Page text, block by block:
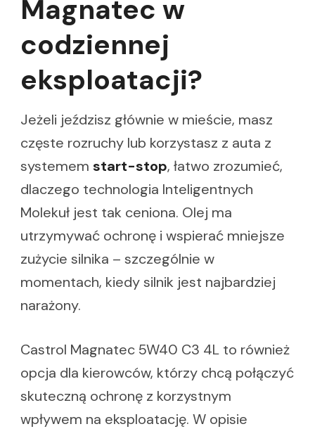
Magnatec w
codziennej
eksploatacji?
Jeżeli jeździsz głównie w mieście, masz
częste rozruchy lub korzystasz z auta z
systemem start-stop, łatwo zrozumieć,
dlaczego technologia Inteligentnych
Molekuł jest tak ceniona. Olej ma
utrzymywać ochronę i wspierać mniejsze
zużycie silnika – szczególnie w
momentach, kiedy silnik jest najbardziej
narażony.
Castrol Magnatec 5W40 C3 4L to również
opcja dla kierowców, którzy chcą połączyć
skuteczną ochronę z korzystnym
wpływem na eksploatację. W opisie